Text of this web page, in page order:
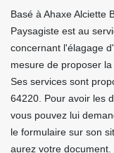
Basé à Ahaxe Alciette
Paysagiste est au
concernant l'élagage
mesure de proposer
Ses services sont
64220. Pour avoir les
vous pouvez lui
le formulaire sur son
aurez votre document.